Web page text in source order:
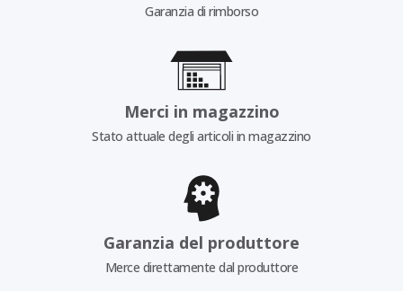
Garanzia di rimborso
Merci in magazzino
Stato attuale degli articoli in magazzino
Garanzia del produttore
Merce direttamente dal produttore